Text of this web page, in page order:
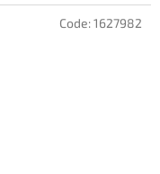
Code:1627982